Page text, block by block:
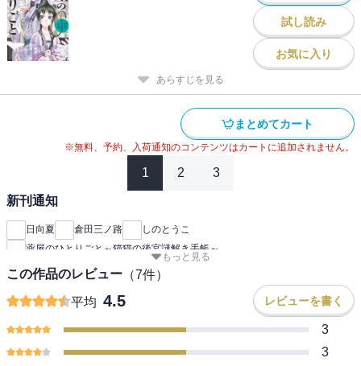
試し読み
お気に入り
あらすじを見る
まとめてカート
※無料、予約、入荷通知のコンテンツはカートに追加されません。
1 2 3
新刊通知
日向夏 倉田三ノ路
しのとうこ
薬屋のひとりごと～猫猫の後宮謎解き手帳～
もっと見る
この作品のレビュー （7件）
平均 4.5 レビューを書く
3
3